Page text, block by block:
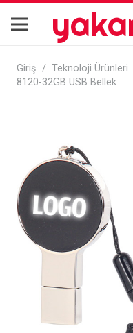
Giriş / Teknoloji Ürünleri
8120-32GB USB Bellek